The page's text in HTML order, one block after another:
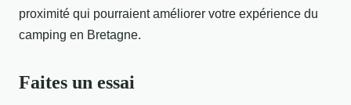
proximité qui pourraient améliorer votre expérience du
camping en Bretagne.
Faites un essai